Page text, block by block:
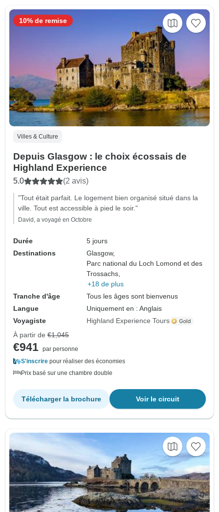
Villes & Culture
Depuis Glasgow : le choix écossais de
Highland Experience
5.0 (2 avis)
"Tout était parfait. Le logement bien organisé situé dans la
ville. Tout est accessible à pied le soir."
David, a voyagé en Octobre
Durée
5 jours
Destinations
Glasgow,
Parc national du Loch Lomond et des
Trossachs,
+18 de plus
Tranche d'âge
Tous les âges sont bienvenus
Langue
Uniquement en : Anglais
Voyagiste
Highland Experience Tours
10% de remise
À partir de €1,045
€941 par personne
S'inscrire pour réaliser des économies
Prix basé sur une chambre double
Voir le circuit
Télécharger la brochure